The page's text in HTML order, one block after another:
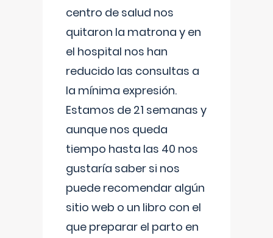
centro de salud nos
quitaron la matrona y en
el hospital nos han
reducido las consultas a
la mínima expresión.
Estamos de 21 semanas y
aunque nos queda
tiempo hasta las 40 nos
gustaría saber si nos
puede recomendar algún
sitio web o un libro con el
que preparar el parto en